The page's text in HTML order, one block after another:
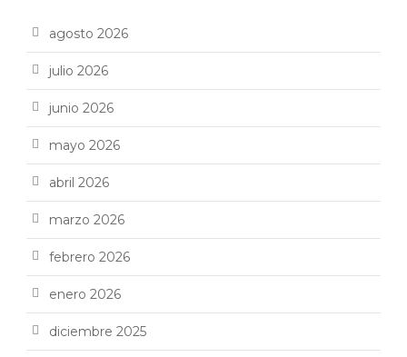
agosto 2026
julio 2026
junio 2026
mayo 2026
abril 2026
marzo 2026
febrero 2026
enero 2026
diciembre 2025